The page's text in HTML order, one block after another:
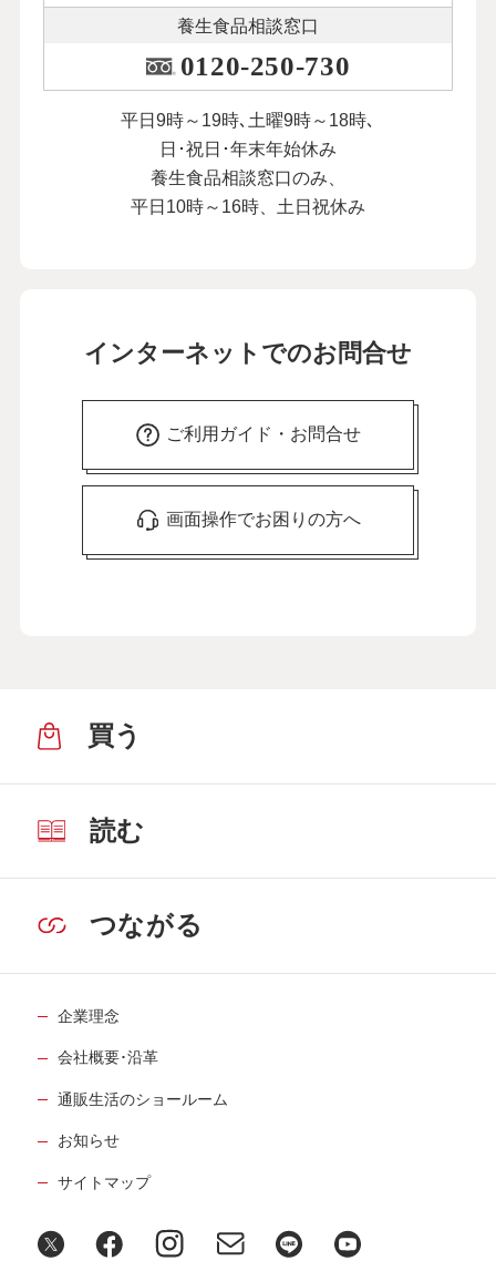
養生食品相談窓口
0120-250-730
平日9時～19時､土曜9時～18時､
日･祝日･年末年始休み
養生食品相談窓口のみ、
平日10時～16時、土日祝休み
インターネットでのお問合せ
ご利用ガイド・お問合せ
画面操作でお困りの方へ
買う
読む
つながる
企業理念
会社概要･沿革
通販生活のショールーム
お知らせ
サイトマップ